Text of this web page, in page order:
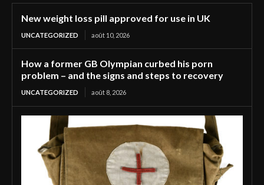
New weight loss pill approved for use in UK
UNCATEGORIZED août 10, 2026
How a former GB Olympian curbed his porn
problem – and the signs and steps to recovery
UNCATEGORIZED août 8, 2026